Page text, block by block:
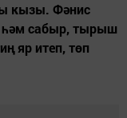
кызы. Фәнис
һәм сабыр, тырыш
яр итеп, төп